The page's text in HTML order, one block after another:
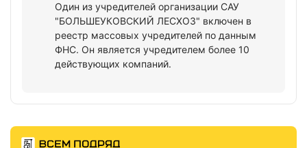
Один из учредителей организации САУ
"БОЛЬШЕУКОВСКИЙ ЛЕСХОЗ" включен в
реестр массовых учредителей по данным
ФНС. Он является учредителем более 10
действующих компаний.